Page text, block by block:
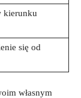
kierunku
się od
własnym